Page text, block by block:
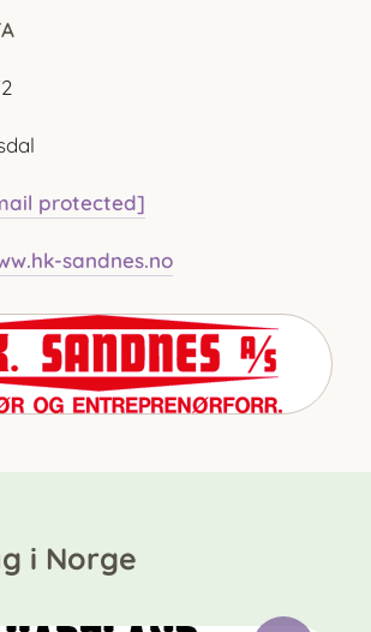
protected]
sandnes.no
i Norge